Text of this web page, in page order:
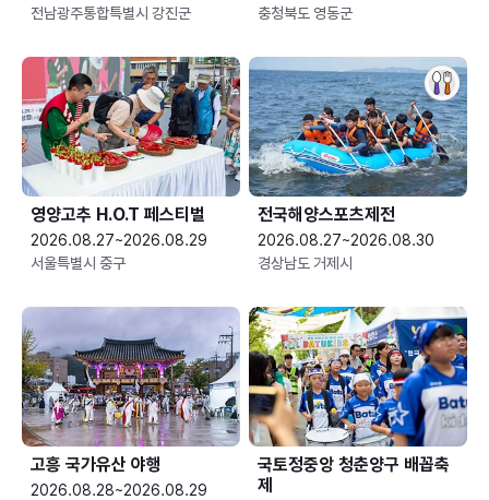
전남광주통합특별시 강진군 충청북도 영동군
영양고추 H.O.T 페스티벌
2026.08.27~2026.08.29
서울특별시 중구
전국해양스포츠제전
2026.08.27~2026.08.30
경상남도 거제시
고흥 국가유산 야행
2026.08.28~2026.08.29
국토정중앙 청춘양구 배꼽축
제